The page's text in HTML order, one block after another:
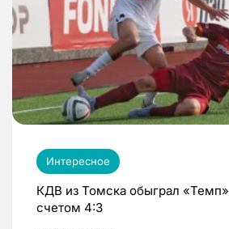
Интересное
КДВ из Томска обыграл
счетом 4:3